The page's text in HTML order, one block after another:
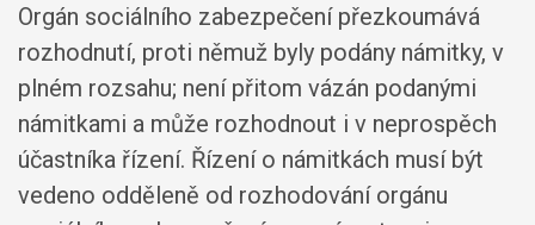
Orgán sociálního zabezpečení přezkoumává
rozhodnutí, proti němuž byly podány námitky, v
plném rozsahu; není přitom vázán podanými
námitkami a může rozhodnout i v neprospěch
účastníka řízení. Řízení o námitkách musí být
vedeno odděleně od rozhodování orgánu